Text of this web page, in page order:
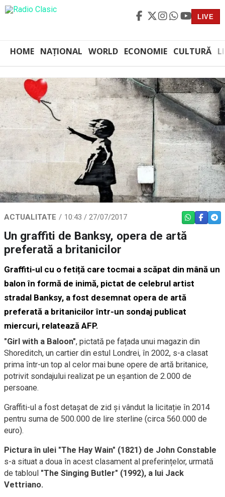
LIVE
HOME NAȚIONAL WORLD ECONOMIE CULTURĂ
ACTUALITATE 10:43 / 27/07/2017 WHATSAPP
Un graffiti de Banksy, opera de artă
preferată a britanicilor
Graffiti-ul cu o fetiță care tocmai a scăpat din mână un
balon în formă de inimă, pictat de celebrul artist
stradal Banksy, a fost desemnat opera de artă
preferată a britanicilor într-un sondaj publicat
miercuri, relatează AFP.
"Girl with a Baloon", pictată pe fațada unui magazin din
Shoreditch, un cartier din estul Londrei, în 2002, s-a clasat
prima într-un top al celor mai bune opere de artă britanice,
potrivit sondajului realizat pe un eșantion de 2.000 de
persoane.
Graffiti-ul a fost detașat de zid și vândut la licitație în 2014
pentru suma de 500.000 de lire sterline (circa 560.000 de
euro).
Pictura în ulei "The Hay Wain" (1821) de John Constable
s-a situat a doua în acest clasament al preferințelor, urmată
de tabloul "The Singing Butler" (1992), a lui Jack
Vettriano.